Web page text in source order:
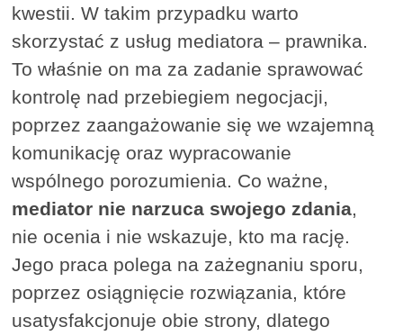
kwestii. W takim przypadku warto
skorzystać z usług mediatora – prawnika.
To właśnie on ma za zadanie sprawować
kontrolę nad przebiegiem negocjacji,
poprzez zaangażowanie się we wzajemną
komunikację oraz wypracowanie
wspólnego porozumienia. Co ważne,
mediator nie narzuca swojego zdania,
nie ocenia i nie wskazuje, kto ma rację.
Jego praca polega na zażegnaniu sporu,
poprzez osiągnięcie rozwiązania, które
usatysfakcjonuje obie strony, dlatego